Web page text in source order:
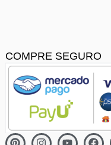
COMPRE SEGURO